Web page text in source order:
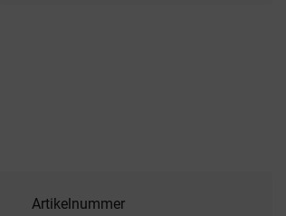
Artikelnummer